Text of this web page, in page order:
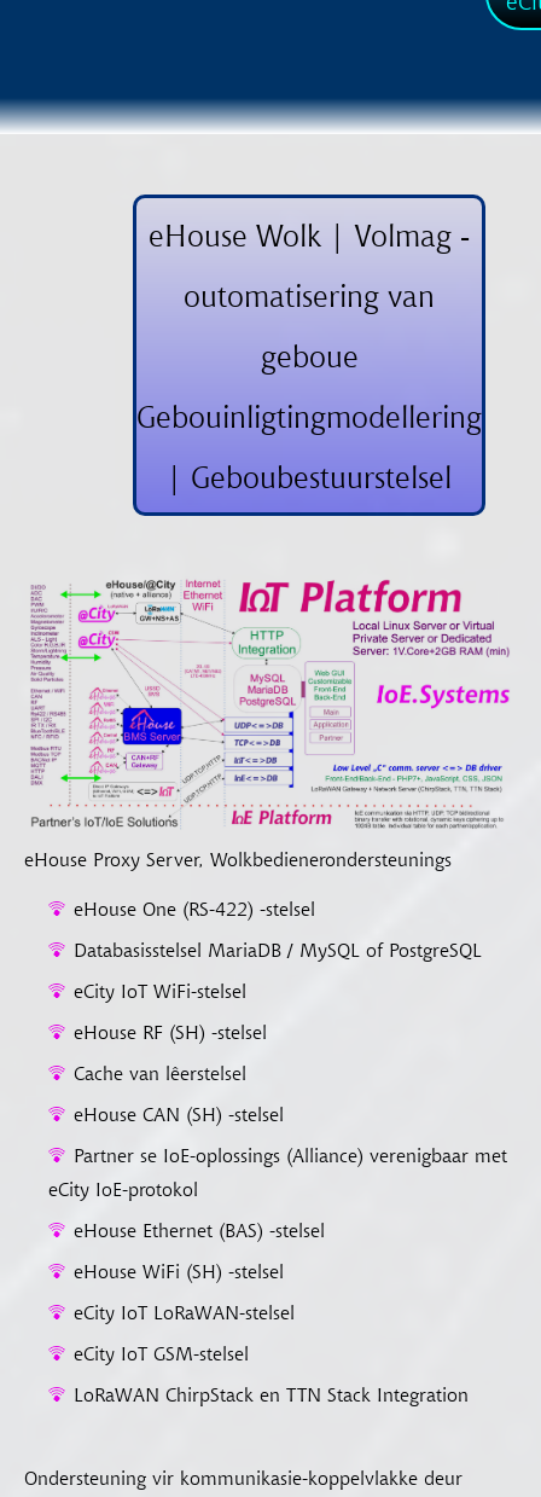
eHouse Wolk | Volmag -
outomatisering van
geboue
Gebouinligtingmodellering
| Geboubestuurstelsel
eHouse Proxy Server, Wolkbedienerondersteunings
eHouse One (RS-422) -stelsel
Databasisstelsel MariaDB / MySQL of PostgreSQL
eCity IoT WiFi-stelsel
eHouse RF (SH) -stelsel
Cache van lêerstelsel
eHouse CAN (SH) -stelsel
Partner se IoE-oplossings (Alliance) verenigbaar met
eCity IoE-protokol
eHouse Ethernet (BAS) -stelsel
eHouse WiFi (SH) -stelsel
eCity IoT LoRaWAN-stelsel
eCity IoT GSM-stelsel
LoRaWAN ChirpStack en TTN Stack Integration
Ondersteuning vir kommunikasie-koppelvlakke deur